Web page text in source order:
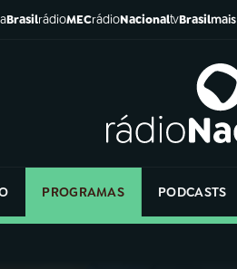
BrasilrádioMECrádioNacionaltvBrasilmais
PROGRAMAS PODCASTS